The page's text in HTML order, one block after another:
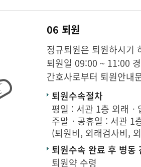
06 퇴원
정규퇴원은 퇴원하시기
퇴원일 09:00 ~ 11:00
간호사로부터 퇴원안내
퇴원수속절차
평일 : 서관 1층 외래
주말ㆍ공휴일 : 서관 1
(퇴원비, 외래검사비,
퇴원수속 완료 후 병동
퇴원약 수령